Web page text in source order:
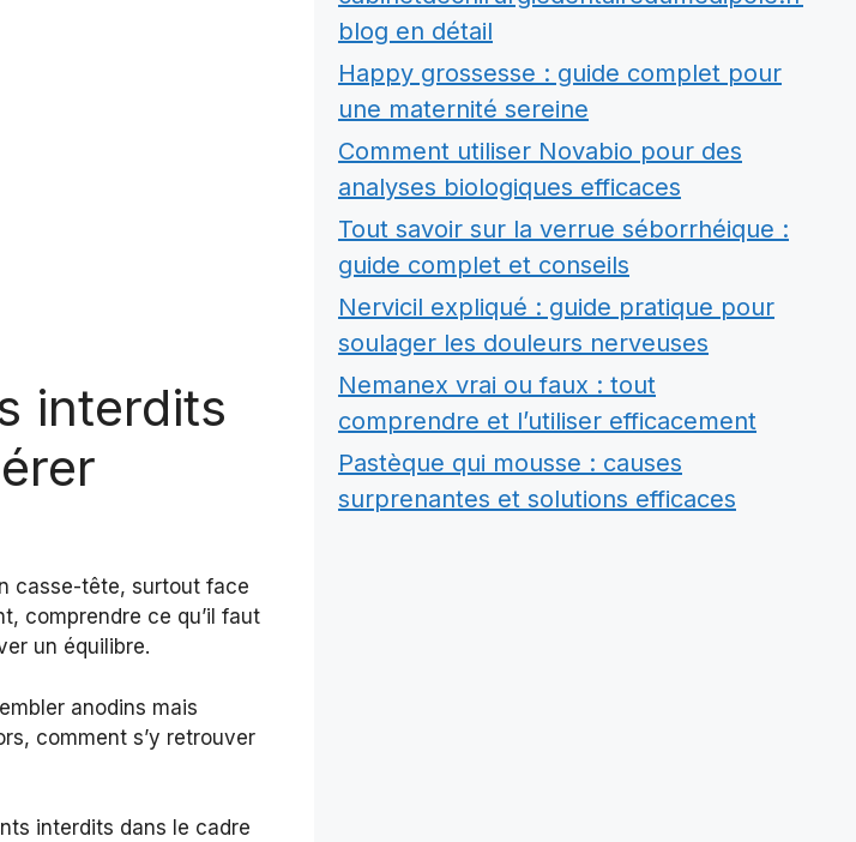
interdits
casse-tête, surtout face
comprendre ce qu’il faut
un équilibre.
anodins mais
comment s’y retrouver
interdits dans le cadre
blog en détail
Happy grossesse : guide complet pour
une maternité sereine
Comment utiliser Novabio pour des
analyses biologiques efficaces
Tout savoir sur la verrue séborrhéique :
guide complet et conseils
Nervicil expliqué : guide pratique pour
soulager les douleurs nerveuses
Nemanex vrai ou faux : tout
comprendre et l’utiliser efficacement
Pastèque qui mousse : causes
surprenantes et solutions efficaces